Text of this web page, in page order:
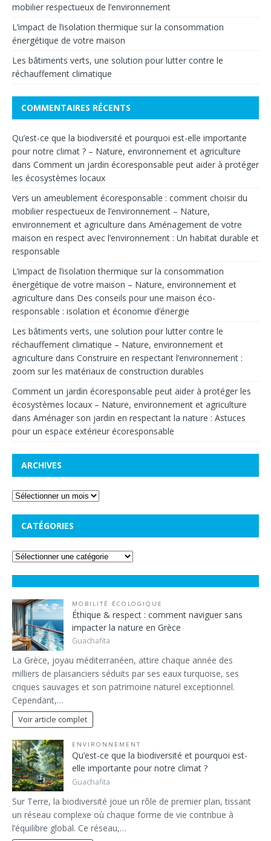
mobilier respectueux de l’environnement
L’impact de l’isolation thermique sur la consommation
énergétique de votre maison
Les bâtiments verts, une solution pour lutter contre le
réchauffement climatique
COMMENTAIRES RÉCENTS
Qu’est-ce que la biodiversité et pourquoi est-elle importante
pour notre climat ? – Nature, environnement et agriculture
dans Comment un jardin écoresponsable peut aider à protéger
les écosystèmes locaux
Vers un ameublement écoresponsable : comment choisir du
mobilier respectueux de l’environnement – Nature,
environnement et agriculture dans Aménagement de votre
maison en respect avec l’environnement : Un habitat durable et
responsable
L’impact de l’isolation thermique sur la consommation
énergétique de votre maison – Nature, environnement et
agriculture dans Des conseils pour une maison éco-
responsable : isolation et économie d’énergie
Les bâtiments verts, une solution pour lutter contre le
réchauffement climatique – Nature, environnement et
agriculture dans Construire en respectant l’environnement :
zoom sur les matériaux de construction durables
Comment un jardin écoresponsable peut aider à protéger les
écosystèmes locaux – Nature, environnement et agriculture
dans Aménager son jardin en respectant la nature : Astuces
pour un espace extérieur écoresponsable
ARCHIVES
CATÉGORIES
MOBILITÉ ÉCOLOGIQUE
Éthique & respect : comment naviguer sans
impacter la nature en Grèce
Guachafita
La Grèce, joyau méditerranéen, attire chaque année des
milliers de plaisanciers séduits par ses eaux turquoise, ses
criques sauvages et son patrimoine naturel exceptionnel.
Cependant,…
Voir article complet
ENVIRONNEMENT
Qu’est-ce que la biodiversité et pourquoi est-
elle importante pour notre climat ?
Guachafita
Sur Terre, la biodiversité joue un rôle de premier plan, tissant
un réseau complexe où chaque forme de vie contribue à
l’équilibre global. Ce réseau,…